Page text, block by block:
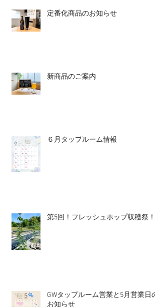
定番化商品のお知らせ
新商品のご案内
６月タップルーム情報
第5回！フレッシュホップ収穫祭！
GWタップルーム営業と5月営業日の
お知らせ